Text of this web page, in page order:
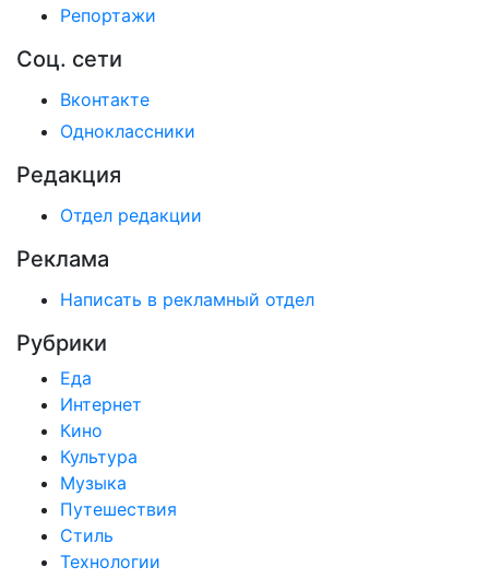
Репортажи
Соц. сети
Вконтакте
Одноклассники
Редакция
Отдел редакции
Реклама
Написать в рекламный отдел
Рубрики
Еда
Интернет
Кино
Культура
Музыка
Путешествия
Стиль
Технологии